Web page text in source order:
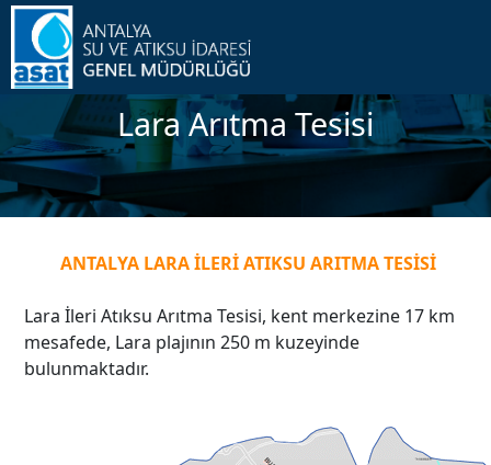
Lara Arıtma Tesisi
ANTALYA LARA İLERİ ATIKSU ARITMA TESİSİ
Lara İleri Atıksu Arıtma Tesisi, kent merkezine 17 km
mesafede, Lara plajının 250 m kuzeyinde
bulunmaktadır.